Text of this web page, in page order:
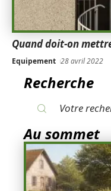
Quand doit-on
Equipement 28 avril 2022
Recherche
Au sommet